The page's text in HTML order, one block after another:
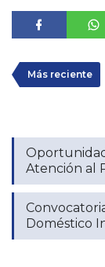
Más reciente
Atención al
Doméstico